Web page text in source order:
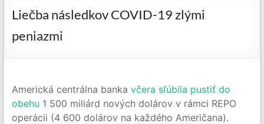
Liečba následkov COVID-19 zlými
peniazmi
Americká centrálna banka včera sľúbila pustiť do
obehu 1 500 miliárd nových dolárov v rámci REPO
operácii (4 600 dolárov na každého Američana).